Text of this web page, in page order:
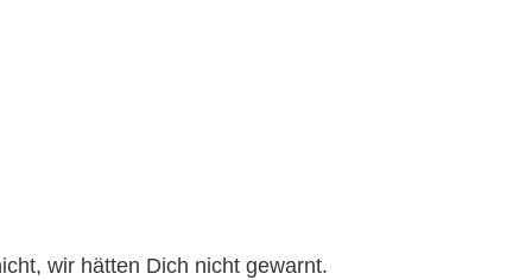
wir hätten Dich nicht gewarnt.